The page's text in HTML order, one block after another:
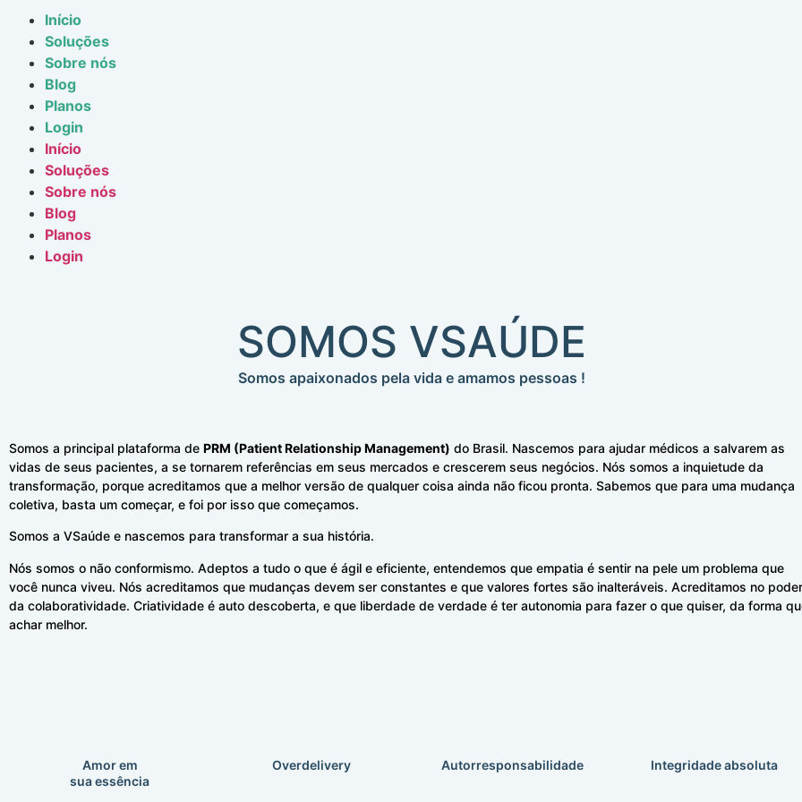
Início
Soluções
Sobre nós
Blog
Planos
Login
Início
Soluções
Sobre nós
Blog
Planos
Login
SOMOS VSAÚDE
Somos apaixonados pela vida e amamos pessoas !
Somos a principal plataforma de PRM (Patient Relationship Management) do Brasil. Nascemos para ajudar médicos a salvarem as
vidas de seus pacientes, a se tornarem referências em seus mercados e crescerem seus negócios. Nós somos a inquietude da
transformação, porque acreditamos que a melhor versão de qualquer coisa ainda não ficou pronta. Sabemos que para uma mudança
coletiva, basta um começar, e foi por isso que começamos.
Somos a VSaúde e nascemos para transformar a sua história.
Nós somos o não conformismo. Adeptos a tudo o que é ágil e eficiente, entendemos que empatia é sentir na pele um problema que
você nunca viveu. Nós acreditamos que mudanças devem ser constantes e que valores fortes são inalteráveis. Acreditamos no poder
da colaboratividade. Criatividade é auto descoberta, e que liberdade de verdade é ter autonomia para fazer o que quiser, da forma
achar melhor.
Amor em
sua essência
Overdelivery Autorresponsabilidade Integridade absoluta